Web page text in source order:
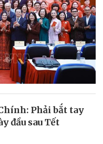
Phải bắt tay
đầu sau Tết